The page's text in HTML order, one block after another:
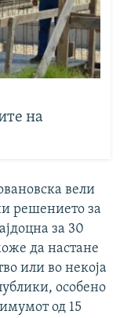
на
вели
решението за
за 30
да настане
или во некоја
особено
од 15